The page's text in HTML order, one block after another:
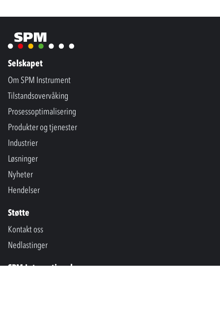
Selskapet
Om SPM Instrument
Tilstandsovervåking
Prosessoptimalisering
Produkter og tjenester
Industrier
Løsninger
Nyheter
Hendelser
Støtte
Kontakt oss
Nedlastinger
SPM International